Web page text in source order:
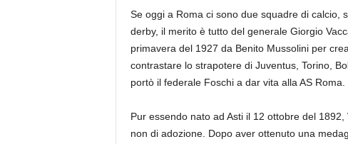
Se oggi a Roma ci sono due squadre di calcio,
derby, il merito è tutto del generale Giorgio
primavera del 1927 da Benito Mussolini per
contrastare lo strapotere di Juventus, Torino,
portò il federale Foschi a dar vita alla AS Roma.
Pur essendo nato ad Asti il 12 ottobre del
non di adozione. Dopo aver ottenuto una